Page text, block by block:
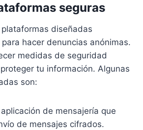
seguras
diseñadas
hacer denuncias anónimas.
medidas de seguridad
tu información. Algunas
son:
de mensajería que
de mensajes cifrados.